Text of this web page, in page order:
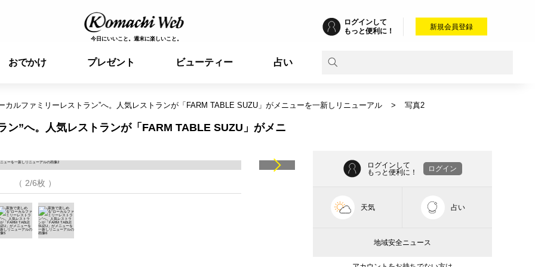
今日にいいこと。週末に楽しいこと。
ログインして
もっと便利に！
新規会員登録
おでかけ プレゼント ビューティー 占い
カルファミリーレストラン”へ。人気レストランが「FARM TABLE SUZU」がメニューを一新しリニューアル 写真2
ン”へ。人気レストランが「FARM TABLE SUZU」がメニ
（ 2/6枚 ）
ログインして
もっと便利に！
ログイン
天気 占い
地域安全ニュース